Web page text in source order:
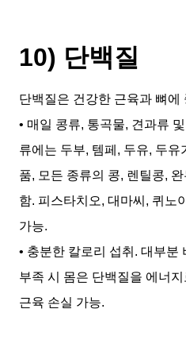
10) 단백질
단백질은 건강한 근육과 뼈에
• 매일 콩류, 통곡물, 견과류
류에는 두부, 템페, 두유, 두유
품, 모든 종류의 콩, 렌틸콩,
함. 피스타치오, 대마씨, 퀴노
가능.
• 충분한 칼로리 섭취. 대부분
부족 시 몸은 단백질을 에너
근육 손실 가능.